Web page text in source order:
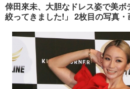
音楽
ショッピング
ペット
プッシュ通知の停止方法
倖田來未、大胆なドレス姿で美
絞ってきました!」 2枚目の写真・